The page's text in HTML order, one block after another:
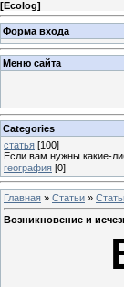
[Ecolog]
Форма входа
Меню сайта
Categories
статья [100]
Если вам нужны какие-
география [0]
Главная » Статьи »
Возникновение и